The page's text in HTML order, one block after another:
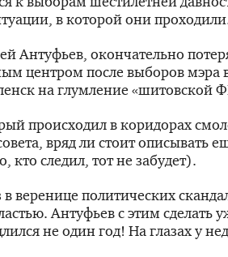
в которой они
Антуфьев, окончательно
центром после выборов мэра
на глумление «шитовской
происходил в коридорах
вряд ли стоит описывать
кто следил, тот не забудет).
веренице политических
Антуфьев с этим сделать
не один год! На глазах у